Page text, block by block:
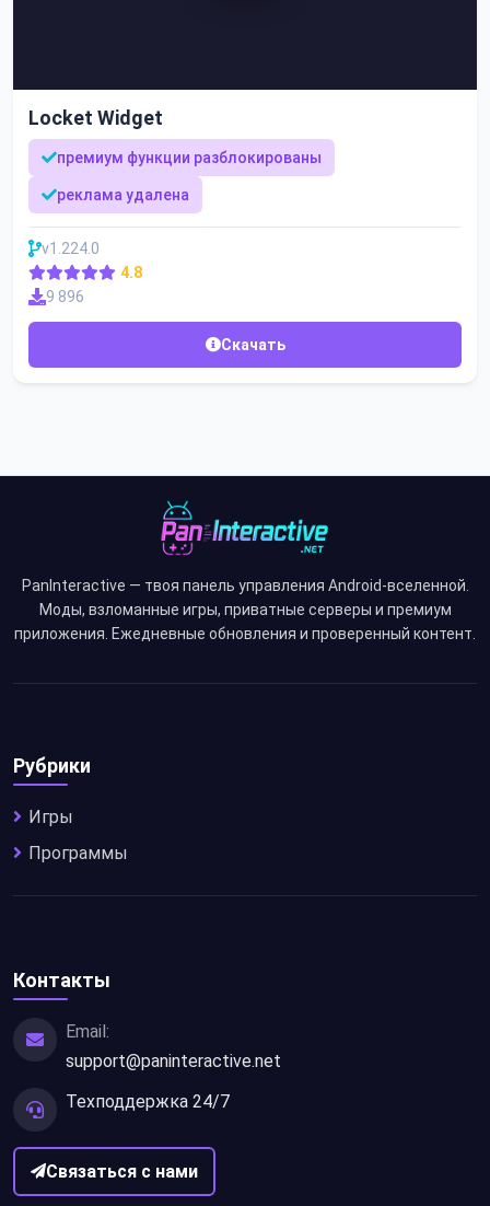
Locket Widget
премиум функции разблокированы
реклама удалена
v1.224.0
4.8
9 896
Скачать
PanInteractive — твоя панель управления Android-вселенной.
Моды, взломанные игры, приватные серверы и премиум
приложения. Ежедневные обновления и проверенный контент.
Рубрики
Игры
Программы
Контакты
Email:
support@paninteractive.net
Техподдержка 24/7
Связаться с нами